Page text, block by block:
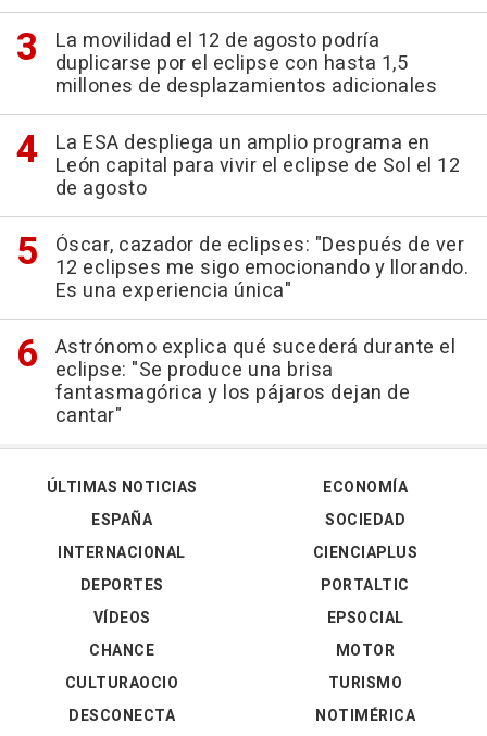
La movilidad el 12 de agosto podría
duplicarse por el eclipse con hasta 1,5
millones de desplazamientos adicionales
La ESA despliega un amplio programa en
León capital para vivir el eclipse de Sol el 12
de agosto
Óscar, cazador de eclipses: "Después de ver
12 eclipses me sigo emocionando y llorando.
Es una experiencia única"
Astrónomo explica qué sucederá durante el
eclipse: "Se produce una brisa
fantasmagórica y los pájaros dejan de
cantar"
ÚLTIMAS NOTICIAS
ESPAÑA
INTERNACIONAL
DEPORTES
VÍDEOS
ECONOMÍA
SOCIEDAD
CIENCIAPLUS
PORTALTIC
EPSOCIAL
CHANCE
CULTURAOCIO
DESCONECTA
MOTOR
TURISMO
NOTIMÉRICA